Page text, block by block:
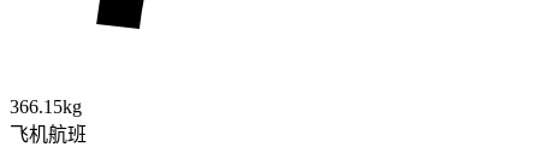
366.15kg
飞机航班